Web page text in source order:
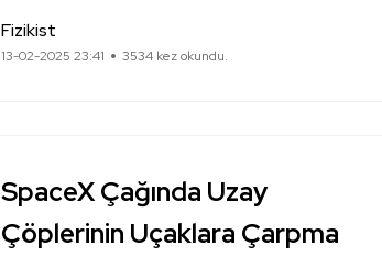
Fizikist
13-02-2025 23:41 3534 kez okundu.
SpaceX Çağında Uzay
Çöplerinin Uçaklara Çarpma